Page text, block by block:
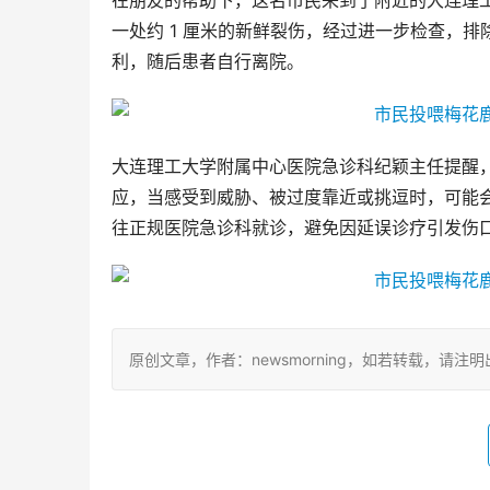
一处约 1 厘米的新鲜裂伤，经过进一步检查，
利，随后患者自行离院。
大连理工大学附属中心医院急诊科纪颖主任提
应，当感受到威胁、被过度靠近或挑逗时，可
往正规医院急诊科就诊，避免因延误诊疗引发伤
原创文章，作者：newsmorning，如若转载，请注